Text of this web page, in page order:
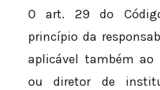
O art. 29 do
princípio da
aplicável também ao
ou diretor de